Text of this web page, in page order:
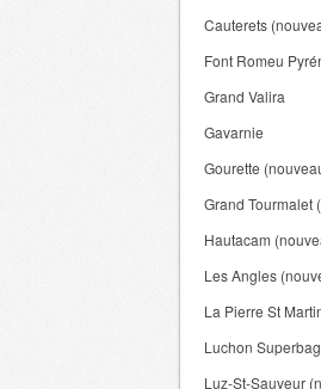
Cauterets
Font Romeu
Grand Valira
Gavarnie
Gourette
Grand Tourmalet
Hautacam
Les Angles
La Pierre St
Luchon
Luz-St-Sauveur